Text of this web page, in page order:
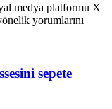
medya platformu X
yorumlarını
sepete